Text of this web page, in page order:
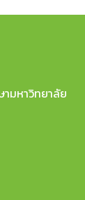
ามหาวิทยาลัย